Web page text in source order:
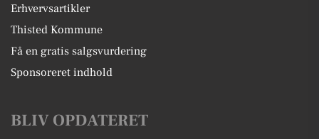
Erhvervsartikler
Thisted Kommune
Få en gratis salgsvurdering
Sponsoreret indhold
BLIV OPDATERET